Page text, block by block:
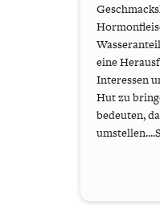
eine
Interessen
Hut zu
bedeuten,